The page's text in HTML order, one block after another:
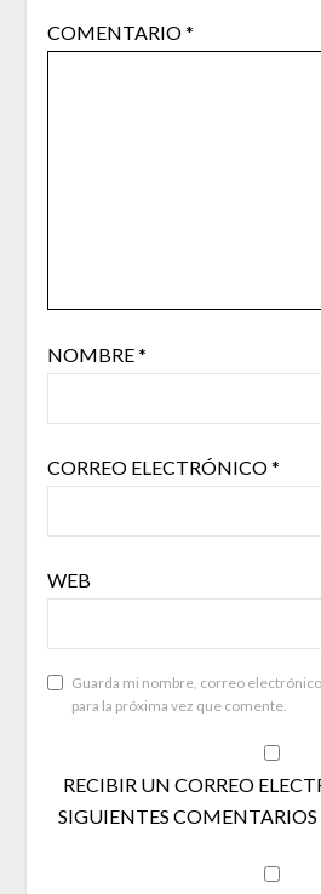
COMENTARIO*
NOMBRE*
CORREO ELECTRÓNICO*
WEB
Guarda mi nombre, correo
para la próxima vez que comente.
RECIBIR UN CORREO
SIGUIENTES COMENTARIOS